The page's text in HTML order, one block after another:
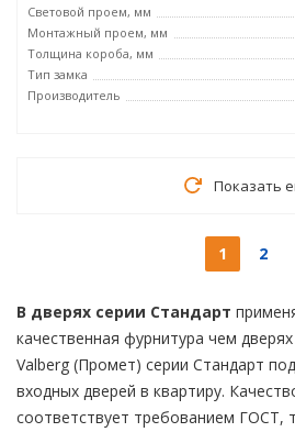
Световой проем, мм
Монтажный проем, мм
Толщина короба, мм
Тип замка
Производитель
Показать
1 2
В дверях серии Стандарт
качественная фурнитура чем
Valberg (Промет) серии Стандарт
входных дверей в квартиру.
соответствует требованием ГОСТ,